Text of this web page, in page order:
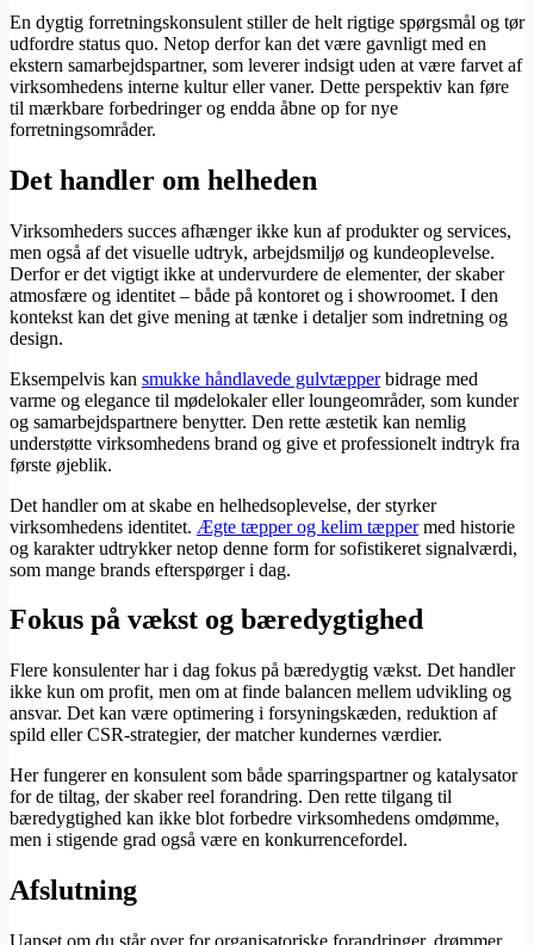
En dygtig forretningskonsulent stiller de helt rigtige spørgsmål og tør
udfordre status quo. Netop derfor kan det være gavnligt med en
ekstern samarbejdspartner, som leverer indsigt uden at være farvet af
virksomhedens interne kultur eller vaner. Dette perspektiv kan føre
til mærkbare forbedringer og endda åbne op for nye
forretningsområder.
Det handler om helheden
Virksomheders succes afhænger ikke kun af produkter og services,
men også af det visuelle udtryk, arbejdsmiljø og kundeoplevelse.
Derfor er det vigtigt ikke at undervurdere de elementer, der skaber
atmosfære og identitet – både på kontoret og i showroomet. I den
kontekst kan det give mening at tænke i detaljer som indretning og
design.
Eksempelvis kan smukke håndlavede gulvtæpperbidrage med
varme og elegance til mødelokaler eller loungeområder, som kunder
og samarbejdspartnere benytter. Den rette æstetik kan nemlig
understøtte virksomhedens brand og give et professionelt indtryk fra
første øjeblik.
Det handler om at skabe en helhedsoplevelse, der styrker
virksomhedens identitet. Ægte tæpper og kelim tæppermed historie
og karakter udtrykker netop denne form for sofistikeret signalværdi,
som mange brands efterspørger i dag.
Fokus på vækst og bæredygtighed
Flere konsulenter har i dag fokus på bæredygtig vækst. Det handler
ikke kun om profit, men om at finde balancen mellem udvikling og
ansvar. Det kan være optimering i forsyningskæden, reduktion af
spild eller CSR-strategier, der matcher kundernes værdier.
Her fungerer en konsulent som både sparringspartner og katalysator
for de tiltag, der skaber reel forandring. Den rette tilgang til
bæredygtighed kan ikke blot forbedre virksomhedens omdømme,
men i stigende grad også være en konkurrencefordel.
Afslutning